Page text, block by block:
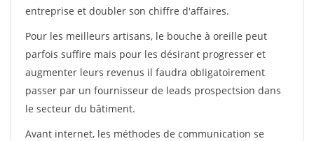
entreprise et doubler son chiffre d'affaires.
Pour les meilleurs artisans, le bouche à oreille peut
parfois suffire mais pour les désirant progresser et
augmenter leurs revenus il faudra obligatoirement
passer par un fournisseur de leads prospectsion dans
le secteur du bâtiment.
Avant internet, les méthodes de communication se